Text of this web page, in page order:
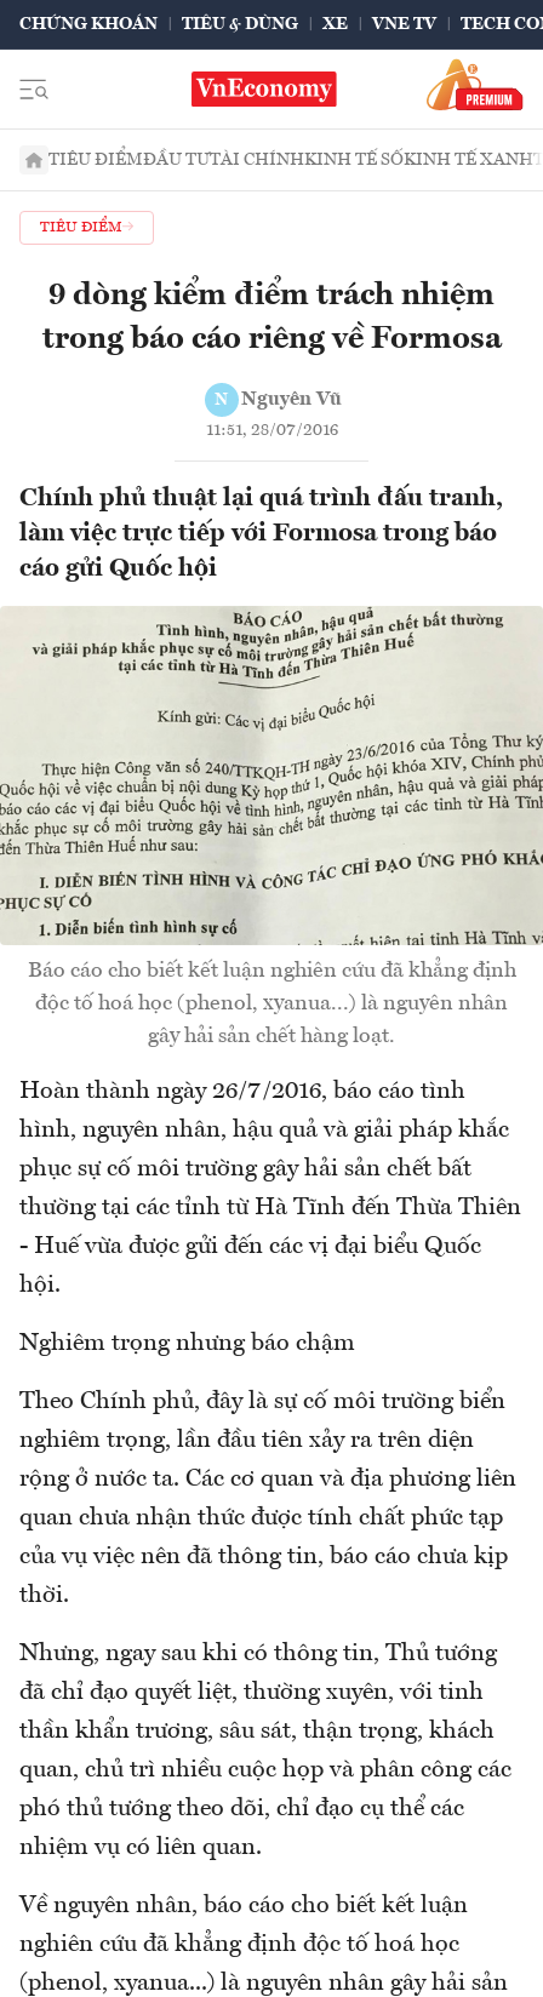
CHỨNG KHOÁN TIÊU & DÙNG XE VNE TV TECH
TIÊU ĐIỂMĐẦU TƯTÀI CHÍNHKINH TẾ SỐKINH TẾ XANH
TIÊU ĐIỂM
9 dòng kiểm điểm trách nhiệm
trong báo cáo riêng về Formosa
N Nguyên Vũ
11:51, 28/07/2016
Chính phủ thuật lại quá trình đấu tranh,
làm việc trực tiếp với Formosa trong báo
cáo gửi Quốc hội
Báo cáo cho biết kết luận nghiên cứu đã khẳng định
độc tố hoá học (phenol, xyanua...) là nguyên nhân
gây hải sản chết hàng loạt.
Hoàn thành ngày 26/7/2016, báo cáo tình
hình, nguyên nhân, hậu quả và giải pháp khắc
phục sự cố môi trường gây hải sản chết bất
thường tại các tỉnh từ Hà Tĩnh đến Thừa Thiên
- Huế vừa được gửi đến các vị đại biểu Quốc
hội.
Nghiêm trọng nhưng báo chậm
Theo Chính phủ, đây là sự cố môi trường biển
nghiêm trọng, lần đầu tiên xảy ra trên diện
rộng ở nước ta. Các cơ quan và địa phương liên
quan chưa nhận thức được tính chất phức tạp
của vụ việc nên đã thông tin, báo cáo chưa kịp
thời.
Nhưng, ngay sau khi có thông tin, Thủ tướng
đã chỉ đạo quyết liệt, thường xuyên, với tinh
thần khẩn trương, sâu sát, thận trọng, khách
quan, chủ trì nhiều cuộc họp và phân công các
phó thủ tướng theo dõi, chỉ đạo cụ thể các
nhiệm vụ có liên quan.
Về nguyên nhân, báo cáo cho biết kết luận
nghiên cứu đã khẳng định độc tố hoá học
(phenol, xyanua...) là nguyên nhân gây hải sản